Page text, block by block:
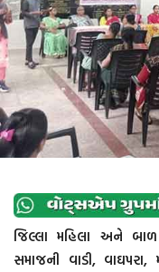
જિલ્લા મહિલા અને બાળ
સમાજની વાડી,